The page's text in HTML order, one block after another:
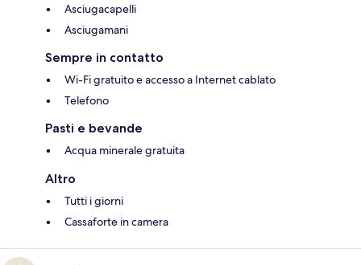
Asciugacapelli
Asciugamani
Sempre in contatto
Wi-Fi gratuito e accesso a Internet cablato
Telefono
Pasti e bevande
Acqua minerale gratuita
Altro
Tutti i giorni
Cassaforte in camera